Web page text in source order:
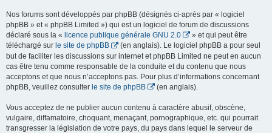
Nos forums sont développés par phpBB (désignés ci-après par « logiciel
phpBB » et « phpBB Limited ») qui est un logiciel de forum de discussions
déclaré sous la « licence publique générale GNU 2.0
» et qui peut être
téléchargé sur le site de phpBB
(en anglais). Le logiciel phpBB a pour seul
but de faciliter les discussions sur internet et phpBB Limited ne peut en aucun
cas être tenu comme responsable de la conduite et du contenu que nous
acceptons et que nous n’acceptons pas. Pour plus d’informations concernant
phpBB, veuillez consulter le site de phpBB (en anglais).
Vous acceptez de ne publier aucun contenu à caractère abusif, obscène,
vulgaire, diffamatoire, choquant, menaçant, pornographique, etc. qui pourrait
transgresser la législation de votre pays, du pays dans lequel le serveur de